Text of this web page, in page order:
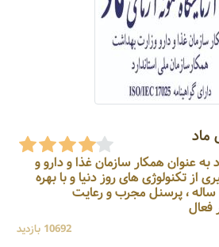
ماد
به عنوان همکار سازمان غذا و دارو و
از تکنولوژی های روز دنیا و با بهره
، پرسنل مجرب و رعایت
فعال
10692 بازدید